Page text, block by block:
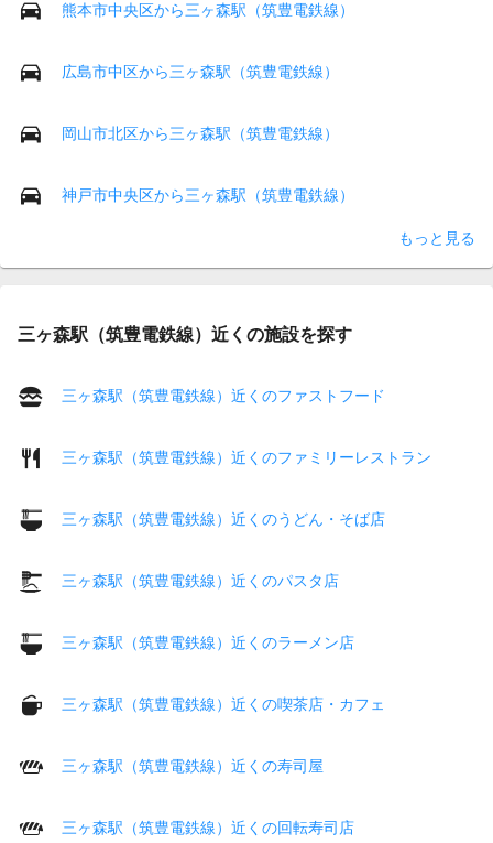
熊本市中央区から三ヶ森駅（筑豊電鉄線）
広島市中区から三ヶ森駅（筑豊電鉄線）
岡山市北区から三ヶ森駅（筑豊電鉄線）
神戸市中央区から三ヶ森駅（筑豊電鉄線）
もっと見る
三ヶ森駅（筑豊電鉄線）近くの施設を探す
三ヶ森駅（筑豊電鉄線）近くのファストフード
三ヶ森駅（筑豊電鉄線）近くのファミリーレストラン
三ヶ森駅（筑豊電鉄線）近くのうどん・そば店
三ヶ森駅（筑豊電鉄線）近くのパスタ店
三ヶ森駅（筑豊電鉄線）近くのラーメン店
三ヶ森駅（筑豊電鉄線）近くの喫茶店・カフェ
三ヶ森駅（筑豊電鉄線）近くの寿司屋
三ヶ森駅（筑豊電鉄線）近くの回転寿司店